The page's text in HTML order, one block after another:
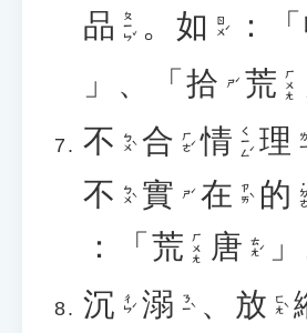
品 ㄆㄧㄣˇ 。 如 ㄖㄨˊ ：「
」、「 拾 ㄕˊ 荒 ㄏㄨㄤ
不 ㄅㄨˋ 合 ㄏㄜˊ 情 ㄑㄧㄥˊ 理 ㄌ
不 ㄅㄨˋ 實 ㄕˊ 在 ㄗㄞˋ 的 ˙ㄉㄜ
：「 荒 ㄏㄨㄤ 唐 ㄊㄤˊ
」
沉 ㄔㄣˊ 溺 ㄋㄧˋ 、 放 ㄈㄤˋ